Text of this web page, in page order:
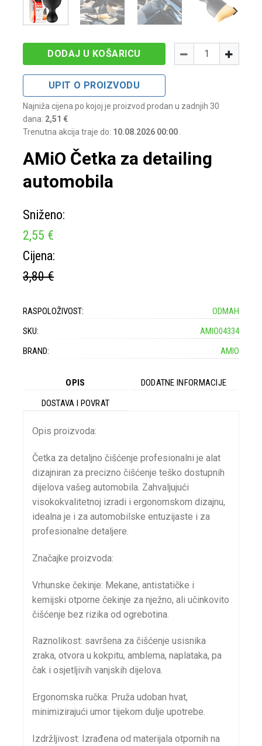
-
Količina +
DODAJ U KOŠARICU
UPIT O PROIZVODU
Najniža cijena po kojoj je proizvod prodan u zadnjih 30
dana: 2,51 €
Trenutna akcija traje do: 10.08.2026 00:00
AMiO Četka za detailing
automobila
Sniženo:
2,55 €
Cijena:
3,80 €
RASPOLOŽIVOST:
ODMAH
SKU:
AMIO04334
BRAND:
AMIO
OPIS
DODATNE INFORMACIJE
DOSTAVA I POVRAT
Opis proizvoda:
Četka za detaljno čišćenje profesionalni je alat
dizajniran za precizno čišćenje teško dostupnih
dijelova vašeg automobila. Zahvaljujući
visokokvalitetnoj izradi i ergonomskom dizajnu,
idealna je i za automobilske entuzijaste i za
profesionalne detaljere.
Značajke proizvoda:
Vrhunske čekinje: Mekane, antistatičke i
kemijski otporne čekinje za nježno, ali učinkovito
čišćenje bez rizika od ogrebotina.
Raznolikost: savršena za čišćenje usisnika
zraka, otvora u kokpitu, amblema, naplataka, pa
čak i osjetljivih vanjskih dijelova.
Ergonomska ručka: Pruža udoban hvat,
minimizirajući umor tijekom dulje upotrebe.
Izdržljivost: Izrađena od materijala otpornih na